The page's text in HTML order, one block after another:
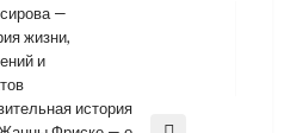
—
жизни,
и
история